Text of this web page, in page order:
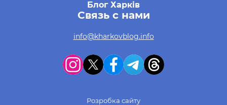
Блог Харків
Связь с нами
info@kharkovblog.info
Розробка сайту